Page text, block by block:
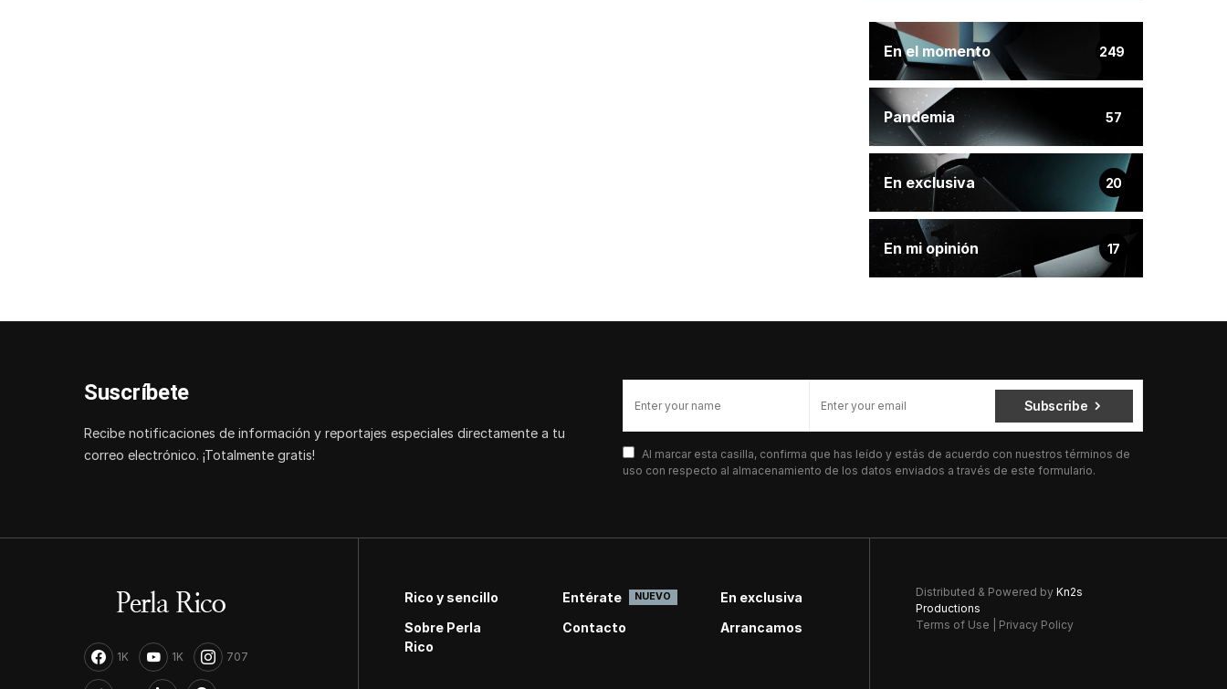
En el momento 249
Pandemia 57
En exclusiva 20
En mi opinión 17
Suscríbete
Recibe notificaciones de información y reportajes especiales directamente a tu
correo electrónico. ¡Totalmente gratis!
Subscribe
Al marcar esta casilla, confirma que has leído y estás de acuerdo con nuestros términos de
uso con respecto al almacenamiento de los datos enviados a través de este formulario.
1K 1K 707
Rico y sencillo Entérate NUEVO
En exclusiva
Sobre Perla
Rico
Contacto Arrancamos
Distributed & Powered by Kn2s
Productions
Terms of Use
Privacy Policy